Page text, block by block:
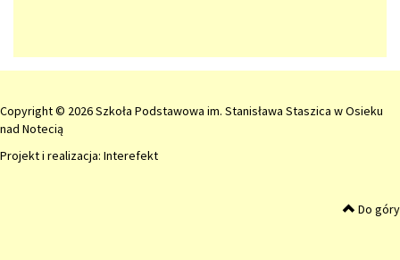
Copyright © 2026 Szkoła Podstawowa im. Stanisława Staszica w Osieku
nad Notecią
Projekt i realizacja: Interefekt
Do góry